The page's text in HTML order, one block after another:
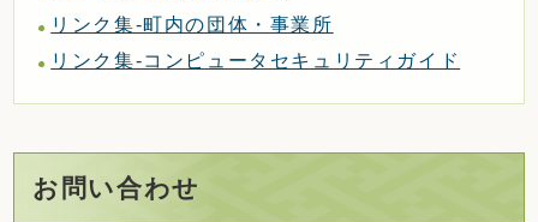
リンク集-町内の団体・事業所
リンク集-コンピュータセキュリティガイド
お問い合わせ